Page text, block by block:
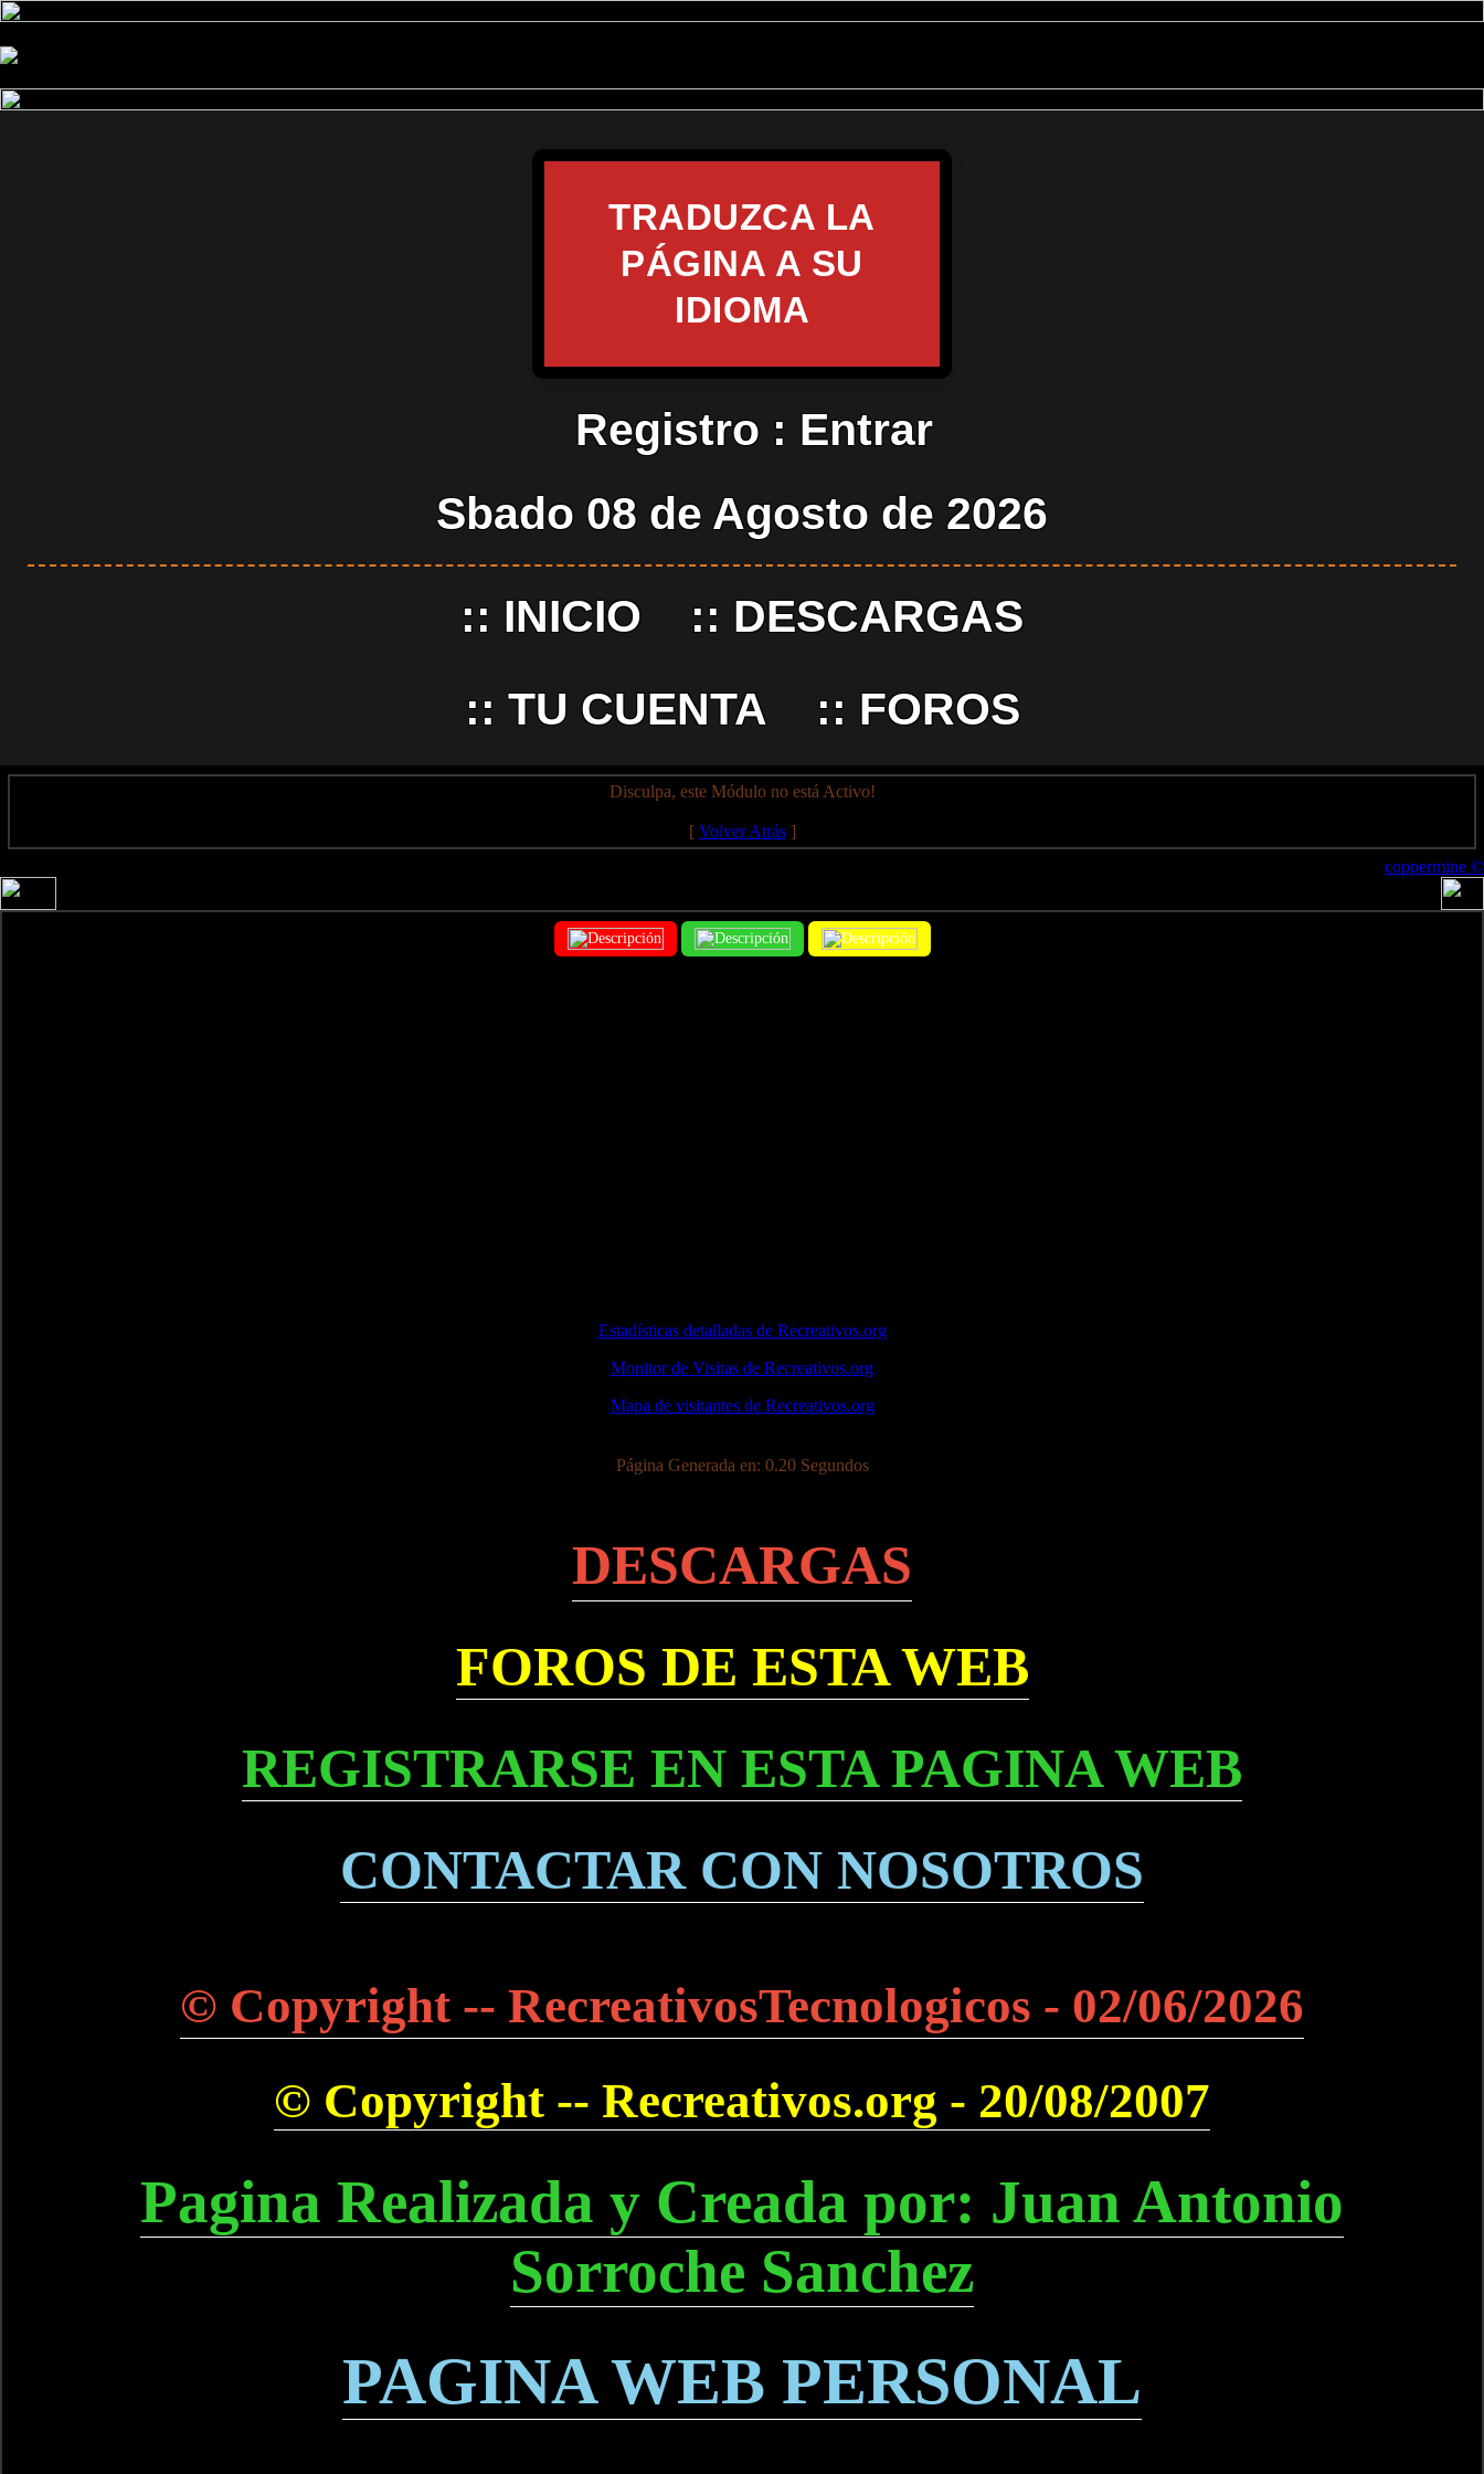
TRADUZCA LA
PÁGINA A SU
IDIOMA
Registro : Entrar
Sbado 08 de Agosto de 2026
:: INICIO :: DESCARGAS
:: TU CUENTA :: FOROS
Disculpa, este Módulo no está Activo!
[ Volver Atrás]
coppermine ©
Estadísticas detalladas de Recreativos.org
Monitor de Visitas de Recreativos.org
Mapa de visitantes de Recreativos.org
Página Generada en: 0.20 Segundos
DESCARGAS
FOROS DE ESTA WEB
REGISTRARSE EN ESTA PAGINA WEB
CONTACTAR CON NOSOTROS
© Copyright -- RecreativosTecnologicos - 02/06/2026
© Copyright -- Recreativos.org - 20/08/2007
Pagina Realizada y Creada por: Juan Antonio
Sorroche Sanchez
PAGINA WEB PERSONAL